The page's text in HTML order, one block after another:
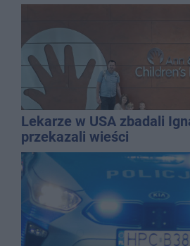
Lekarze w USA zbadali
przekazali wieści